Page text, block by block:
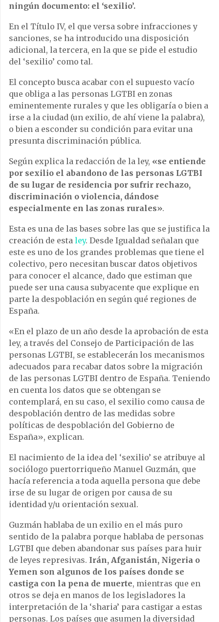
ningún documento: el ‘sexilio’.
En el Título IV, el que versa sobre infracciones y
sanciones, se ha introducido una disposición
adicional, la tercera, en la que se pide el estudio
del ‘sexilio’ como tal.
El concepto busca acabar con el supuesto vacío
que obliga a las personas LGTBI en zonas
eminentemente rurales y que les obligaría o bien a
irse a la ciudad (un exilio, de ahí viene la palabra),
o bien a esconder su condición para evitar una
presunta discriminación pública.
Según explica la redacción de la ley, «se entiende
por sexilio el abandono de las personas LGTBI
de su lugar de residencia por sufrir rechazo,
discriminación o violencia, dándose
especialmente en las zonas rurales».
Esta es una de las bases sobre las que se justifica la
creación de esta ley. Desde Igualdad señalan que
este es uno de los grandes problemas que tiene el
colectivo, pero necesitan buscar datos objetivos
para conocer el alcance, dado que estiman que
puede ser una causa subyacente que explique en
parte la despoblación en según qué regiones de
España.
«En el plazo de un año desde la aprobación de esta
ley, a través del Consejo de Participación de las
personas LGTBI, se establecerán los mecanismos
adecuados para recabar datos sobre la migración
de las personas LGTBI dentro de España. Teniendo
en cuenta los datos que se obtengan se
contemplará, en su caso, el sexilio como causa de
despoblación dentro de las medidas sobre
políticas de despoblación del Gobierno de
España», explican.
El nacimiento de la idea del ‘sexilio’ se atribuye al
sociólogo puertorriqueño Manuel Guzmán, que
hacía referencia a toda aquella persona que debe
irse de su lugar de origen por causa de su
identidad y/u orientación sexual.
Guzmán hablaba de un exilio en el más puro
sentido de la palabra porque hablaba de personas
LGTBI que deben abandonar sus países para huir
de leyes represivas. Irán, Afganistán, Nigeria o
Yemen son algunos de los países donde se
castiga con la pena de muerte, mientras que en
otros se deja en manos de los legisladores la
interpretación de la ‘sharia’ para castigar a estas
personas. Los países que asumen la diversidad